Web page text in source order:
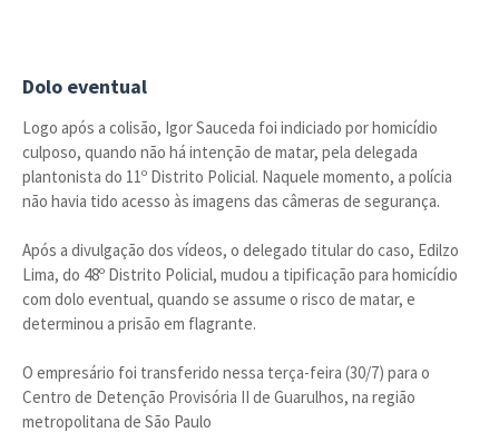
Dolo eventual
Logo após a colisão, Igor Sauceda foi indiciado por homicídio
culposo, quando não há intenção de matar, pela delegada
plantonista do 11º Distrito Policial. Naquele momento, a polícia
não havia tido acesso às imagens das câmeras de segurança.
Após a divulgação dos vídeos, o delegado titular do caso, Edilzo
Lima, do 48º Distrito Policial, mudou a tipificação para homicídio
com dolo eventual, quando se assume o risco de matar, e
determinou a prisão em flagrante.
O empresário foi transferido nessa terça-feira (30/7) para o
Centro de Detenção Provisória II de Guarulhos, na região
metropolitana de São Paulo